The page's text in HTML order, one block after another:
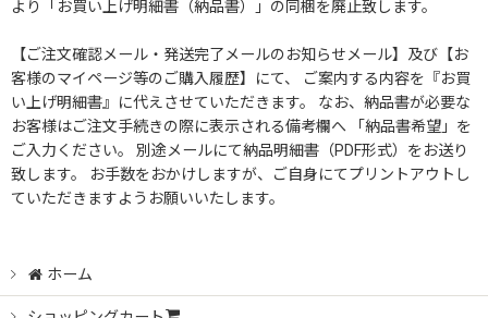
ガス管ハンガーラック
アイアンハンガーラック
デザインハンガーラック
ハンガー
物流用重量ハンガーラック
クロムハンガー
ストロンガー
より「お買い上げ明細書（納品書）」の同梱を廃止致します。
【ご注文確認メール・発送完了メールのお知らせメール】及び【お
客様のマイページ等のご購入履歴】にて、 ご案内する内容を『お買
い上げ明細書』に代えさせていただきます。 なお、納品書が必要な
お客様はご注文手続きの際に表示される備考欄へ 「納品書希望」を
ご入力ください。 別途メールにて納品明細書（PDF形式）をお送り
致します。 お手数をおかけしますが、ご自身にてプリントアウトし
ていただきますようお願いいたします。
ホーム